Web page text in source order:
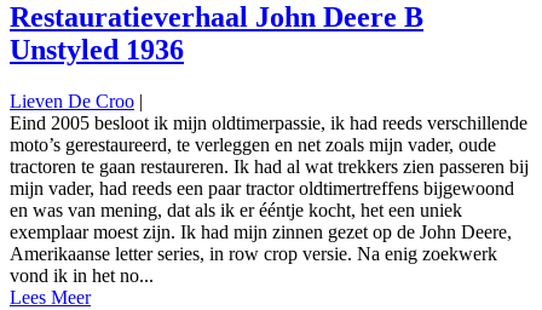
Restauratieverhaal John Deere B
Unstyled 1936
Lieven De Croo |
Eind 2005 besloot ik mijn oldtimerpassie, ik had reeds verschillende
moto’s gerestaureerd, te verleggen en net zoals mijn vader, oude
tractoren te gaan restaureren. Ik had al wat trekkers zien passeren bij
mijn vader, had reeds een paar tractor oldtimertreffens bijgewoond
en was van mening, dat als ik er ééntje kocht, het een uniek
exemplaar moest zijn. Ik had mijn zinnen gezet op de John Deere,
Amerikaanse letter series, in row crop versie. Na enig zoekwerk
vond ik in het no...
Lees Meer